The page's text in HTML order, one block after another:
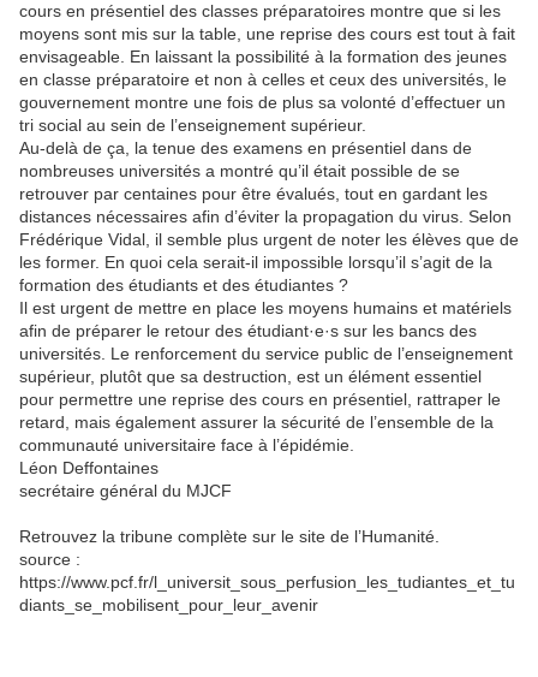
cours en présentiel des classes préparatoires montre que si les
moyens sont mis sur la table, une reprise des cours est tout à fait
envisageable. En laissant la possibilité à la formation des jeunes
en classe préparatoire et non à celles et ceux des universités, le
gouvernement montre une fois de plus sa volonté d’effectuer un
tri social au sein de l’enseignement supérieur.
Au-delà de ça, la tenue des examens en présentiel dans de
nombreuses universités a montré qu’il était possible de se
retrouver par centaines pour être évalués, tout en gardant les
distances nécessaires afin d’éviter la propagation du virus. Selon
Frédérique Vidal, il semble plus urgent de noter les élèves que de
les former. En quoi cela serait-il impossible lorsqu’il s’agit de la
formation des étudiants et des étudiantes ?
Il est urgent de mettre en place les moyens humains et matériels
afin de préparer le retour des étudiant·e·s sur les bancs des
universités. Le renforcement du service public de l’enseignement
supérieur, plutôt que sa destruction, est un élément essentiel
pour permettre une reprise des cours en présentiel, rattraper le
retard, mais également assurer la sécurité de l’ensemble de la
communauté universitaire face à l’épidémie.
Léon Deffontaines
secrétaire général du MJCF
Retrouvez la tribune complète sur le site de l’Humanité.
source :
https://www.pcf.fr/l_universit_sous_perfusion_les_tudiantes_et_tu
diants_se_mobilisent_pour_leur_avenir